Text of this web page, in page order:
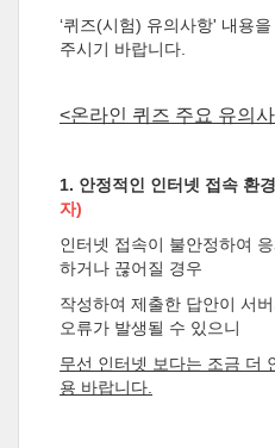
‘퀴즈(시험) 유의사항' 내용
주시기 바랍니다.
<온라인 퀴즈 주요 유의
1. 안정적인 인터넷 접속 환
자)
인터넷 접속이 불안정하여
하거나 끊어질 경우
작성하여 제출한 답안이 서
오류가 발생될 수 있으니
무선 인터넷 보다는 조금 더
용 바랍니다.